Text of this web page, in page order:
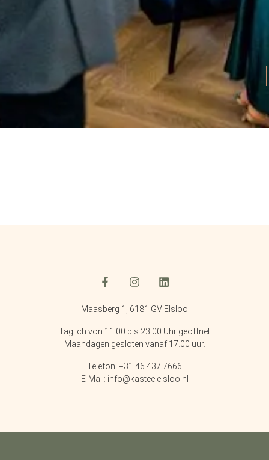
Maasberg 1, 6181 GV Elsloo
Täglich von 11:00 bis 23:00 Uhr geöffnet
Maandagen gesloten vanaf 17.00 uur.
Telefon: +31 46 437 7666
E-Mail: info@kasteelelsloo.nl